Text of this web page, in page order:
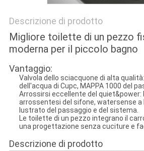
Descrizione di prodotto
Migliore toilette di un pezzo
moderna per il piccolo bagno
Vantaggio:
Valvola dello sciacquone di alta
dell'acqua di Cupc, MAPPA 1000 del
Arrossirsi eccellente del
arrossentesi del sifone, watersense
lustrato del passaggio e del sistema.
Le toilette di un pezzo integrano il
una progettazione senza cuciture e
Descrizione di prodotto